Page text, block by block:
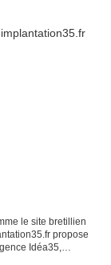
le site bretillien
propose
Idéa35,